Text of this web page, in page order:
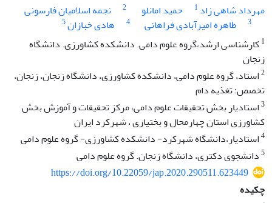
مهرداد شاهی زاد 1 حمید امانلو 2 نجمه اسلامیان فارسونی
3 طاهره امیرآبادی فراهانی 4 هادی خبازان5
1کارشناسی ارشد،گروه علوم دامی. دانشکده کشاورزی. دانشگاه
زنجان
2استاد، گروه علوم دامی، دانشکده کشاورزی، دانشگاه زنجان، زنجان،
تخصص: تغذیه دام
3استادیار بخش تحقیقات علوم دامی، مرکز تحقیقات و آموزش بخش
کشاورزی استان چهارمحال و بختیاری ، شهرکرد ایران
4استادیار،دانشگاه شهرکرد- دانشکده کشاورزی- گروه علوم دامی
5دانشجوی دکتری، دانشگاه زنجان. گروه علوم دامی
https://doi.org/10.22059/jap.2020.290511.623449
چکیده